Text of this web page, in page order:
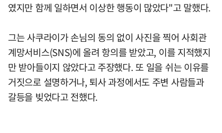
였지만 함께 일하면서 이상한 행동이 많았다"고 말했다.
그는 사쿠라이가 손님의 동의 없이 사진을 찍어 사회관
계망서비스(SNS)에 올려 항의를 받았고, 이를 지적했지
만 받아들이지 않았다고 주장했다. 또 일을 쉬는 이유를
거짓으로 설명하거나, 퇴사 과정에서도 주변 사람들과
갈등을 빚었다고 전했다.